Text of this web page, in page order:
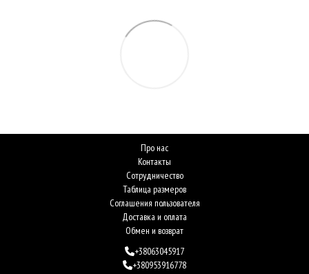
Про нас
Контакты
Сотрудничество
Таблица размеров
Соглашения пользователя
Доставка и оплата
Обмен и возврат
+38063045917
+380953916778